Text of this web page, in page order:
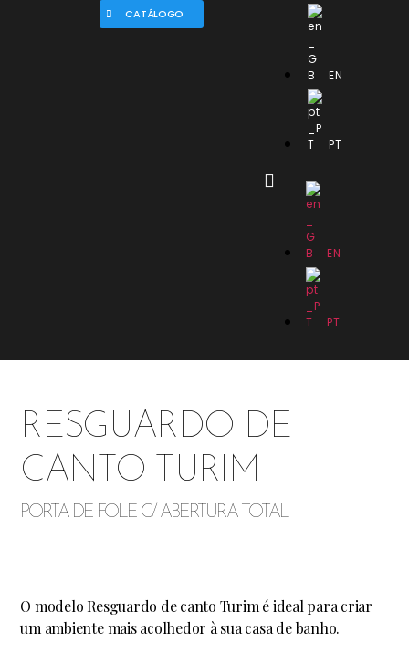
CATÁLOGO
EN
PT
EN
PT
RESGUARDO DE
CANTO TURIM
PORTA DE FOLE C/ ABERTURA TOTAL
O modelo Resguardo de canto Turim é ideal para criar
um ambiente mais acolhedor à sua casa de banho.